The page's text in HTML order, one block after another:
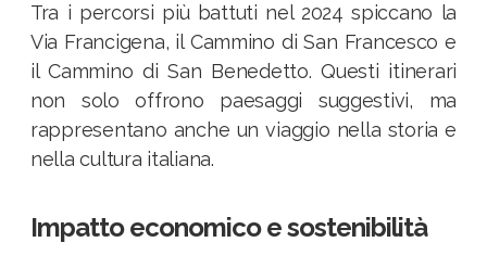
Tra i percorsi più battuti nel 2024 spiccano la
Via Francigena, il Cammino di San Francesco e
il Cammino di San Benedetto. Questi itinerari
non solo offrono paesaggi suggestivi, ma
rappresentano anche un viaggio nella storia e
nella cultura italiana.
Impatto economico e sostenibilità